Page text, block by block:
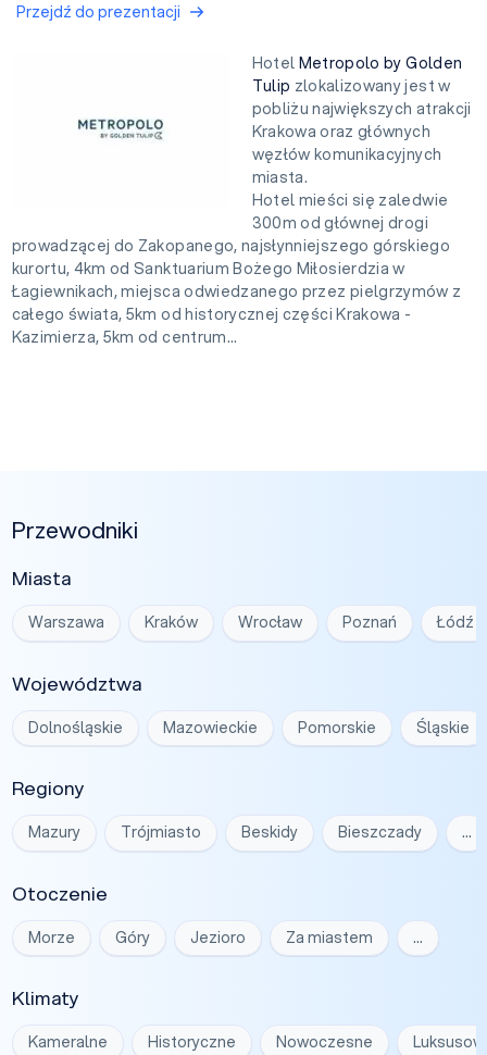
Przejdź do prezentacji
Hotel Metropolo by Golden
Tulip zlokalizowany jest w
pobliżu największych atrakcji
Krakowa oraz głównych
węzłów komunikacyjnych
miasta.
Hotel mieści się zaledwie
300m od głównej drogi
prowadzącej do Zakopanego, najsłynniejszego górskiego
kurortu, 4km od Sanktuarium Bożego Miłosierdzia w
Łagiewnikach, miejsca odwiedzanego przez pielgrzymów z
całego świata, 5km od historycznej części Krakowa -
Kazimierza, 5km od centrum...
Przewodniki
Miasta
Warszawa Kraków Wrocław Poznań Łódź
Województwa
Dolnośląskie Mazowieckie Pomorskie Śląskie
Regiony
Mazury Trójmiasto Beskidy Bieszczady …
Otoczenie
Morze Góry Jezioro Za miastem …
Klimaty
Kameralne Historyczne Nowoczesne